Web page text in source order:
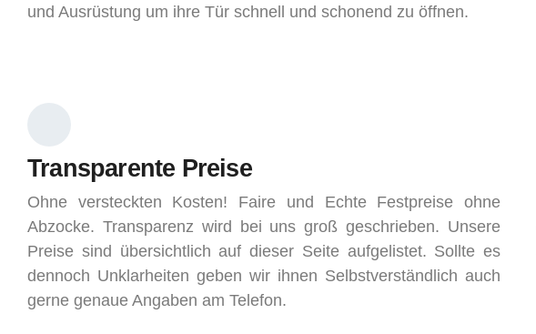
und Ausrüstung um ihre Tür schnell und schonend zu öffnen.
Transparente Preise
Ohne versteckten Kosten! Faire und Echte Festpreise ohne
Abzocke. Transparenz wird bei uns groß geschrieben. Unsere
Preise sind übersichtlich auf dieser Seite aufgelistet. Sollte es
dennoch Unklarheiten geben wir ihnen Selbstverständlich auch
gerne genaue Angaben am Telefon.